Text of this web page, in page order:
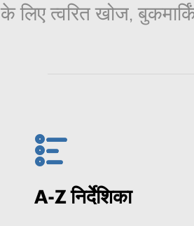
के लिए त्वरित खोज,
A-Z निर्देशिका